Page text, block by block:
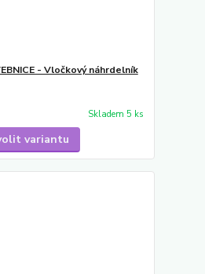
- Vločkový náhrdelník
Skladem 5 ks
variantu